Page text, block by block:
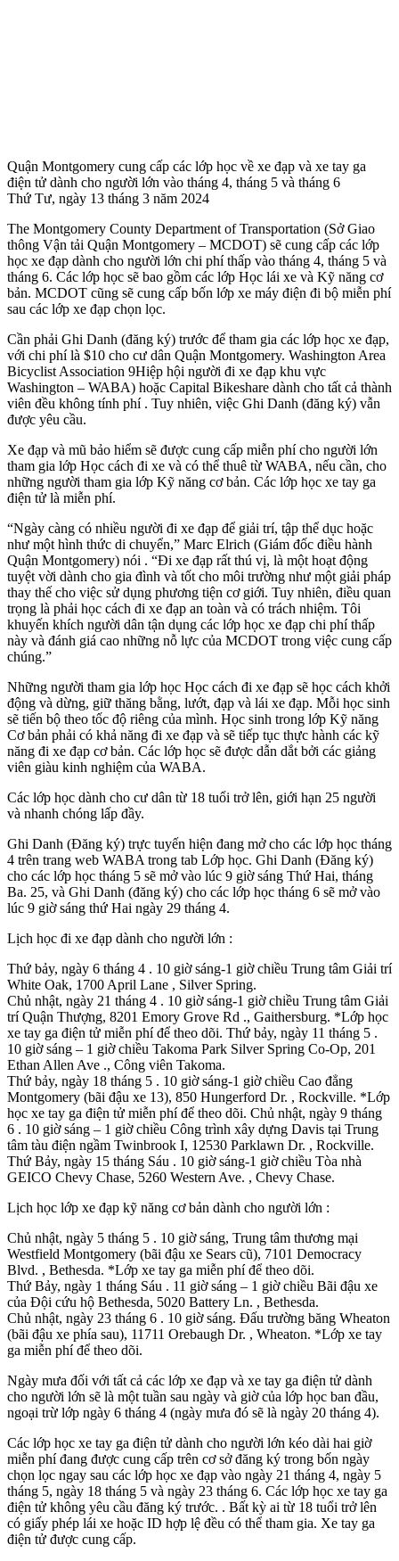
Quận Montgomery cung cấp các lớp học về xe đạp và xe tay ga
điện tử dành cho người lớn vào tháng 4, tháng 5 và tháng 6
Thứ Tư, ngày 13 tháng 3 năm 2024
The Montgomery County Department of Transportation (Sở Giao
thông Vận tải Quận Montgomery – MCDOT) sẽ cung cấp các lớp
học xe đạp dành cho người lớn chi phí thấp vào tháng 4, tháng 5 và
tháng 6. Các lớp học sẽ bao gồm các lớp Học lái xe và Kỹ năng cơ
bản. MCDOT cũng sẽ cung cấp bốn lớp xe máy điện đi bộ miễn phí
sau các lớp xe đạp chọn lọc.
Cần phải Ghi Danh (đăng ký) trước để tham gia các lớp học xe đạp,
với chi phí là $10 cho cư dân Quận Montgomery. Washington Area
Bicyclist Association 9Hiệp hội người đi xe đạp khu vực
Washington – WABA) hoặc Capital Bikeshare dành cho tất cả thành
viên đều không tính phí . Tuy nhiên, việc Ghi Danh (đăng ký) vẫn
được yêu cầu.
Xe đạp và mũ bảo hiểm sẽ được cung cấp miễn phí cho người lớn
tham gia lớp Học cách đi xe và có thể thuê từ WABA, nếu cần, cho
những người tham gia lớp Kỹ năng cơ bản. Các lớp học xe tay ga
điện tử là miễn phí.
“Ngày càng có nhiều người đi xe đạp để giải trí, tập thể dục hoặc
như một hình thức di chuyển,” Marc Elrich (Giám đốc điều hành
Quận Montgomery) nói . “Đi xe đạp rất thú vị, là một hoạt động
tuyệt vời dành cho gia đình và tốt cho môi trường như một giải pháp
thay thế cho việc sử dụng phương tiện cơ giới. Tuy nhiên, điều quan
trọng là phải học cách đi xe đạp an toàn và có trách nhiệm. Tôi
khuyến khích người dân tận dụng các lớp học xe đạp chi phí thấp
này và đánh giá cao những nỗ lực của MCDOT trong việc cung cấp
chúng.”
Những người tham gia lớp học Học cách đi xe đạp sẽ học cách khởi
động và dừng, giữ thăng bằng, lướt, đạp và lái xe đạp. Mỗi học sinh
sẽ tiến bộ theo tốc độ riêng của mình. Học sinh trong lớp Kỹ năng
Cơ bản phải có khả năng đi xe đạp và sẽ tiếp tục thực hành các kỹ
năng đi xe đạp cơ bản. Các lớp học sẽ được dẫn dắt bởi các giảng
viên giàu kinh nghiệm của WABA.
Các lớp học dành cho cư dân từ 18 tuổi trở lên, giới hạn 25 người
và nhanh chóng lấp đầy.
Ghi Danh (Đăng ký) trực tuyến hiện đang mở cho các lớp học tháng
4 trên trang web WABA trong tab Lớp học. Ghi Danh (Đăng ký)
cho các lớp học tháng 5 sẽ mở vào lúc 9 giờ sáng Thứ Hai, tháng
Ba. 25, và Ghi Danh (đăng ký) cho các lớp học tháng 6 sẽ mở vào
lúc 9 giờ sáng thứ Hai ngày 29 tháng 4.
Lịch học đi xe đạp dành cho người lớn :
Thứ bảy, ngày 6 tháng 4 . 10 giờ sáng-1 giờ chiều Trung tâm Giải trí
White Oak, 1700 April Lane , Silver Spring.
Chủ nhật, ngày 21 tháng 4 . 10 giờ sáng-1 giờ chiều Trung tâm Giải
trí Quận Thượng, 8201 Emory Grove Rd ., Gaithersburg. *Lớp học
xe tay ga điện tử miễn phí để theo dõi. Thứ bảy, ngày 11 tháng 5 .
10 giờ sáng – 1 giờ chiều Takoma Park Silver Spring Co-Op, 201
Ethan Allen Ave ., Công viên Takoma.
Thứ bảy, ngày 18 tháng 5 . 10 giờ sáng-1 giờ chiều Cao đẳng
Montgomery (bãi đậu xe 13), 850 Hungerford Dr. , Rockville. *Lớp
học xe tay ga điện tử miễn phí để theo dõi. Chủ nhật, ngày 9 tháng
6 . 10 giờ sáng – 1 giờ chiều Công trình xây dựng Davis tại Trung
tâm tàu ​​điện ngầm Twinbrook I, 12530 Parklawn Dr. , Rockville.
Thứ Bảy, ngày 15 tháng Sáu . 10 giờ sáng-1 giờ chiều Tòa nhà
GEICO Chevy Chase, 5260 Western Ave. , Chevy Chase.
Lịch học lớp xe đạp kỹ năng cơ bản dành cho người lớn :
Chủ nhật, ngày 5 tháng 5 . 10 giờ sáng, Trung tâm thương mại
Westfield Montgomery (bãi đậu xe Sears cũ), 7101 Democracy
Blvd. , Bethesda. *Lớp xe tay ga miễn phí để theo dõi.
Thứ Bảy, ngày 1 tháng Sáu . 11 giờ sáng – 1 giờ chiều Bãi đậu xe
của Đội cứu hộ Bethesda, 5020 Battery Ln. , Bethesda.
Chủ nhật, ngày 23 tháng 6 . 10 giờ sáng. Đấu trường băng Wheaton
(bãi đậu xe phía sau), 11711 Orebaugh Dr. , Wheaton. *Lớp xe tay
ga miễn phí để theo dõi.
Ngày mưa đối với tất cả các lớp xe đạp và xe tay ga điện tử dành
cho người lớn sẽ là một tuần sau ngày và giờ của lớp học ban đầu,
ngoại trừ lớp ngày 6 tháng 4 (ngày mưa đó sẽ là ngày 20 tháng 4).
Các lớp học xe tay ga điện tử dành cho người lớn kéo dài hai giờ
miễn phí đang được cung cấp trên cơ sở đăng ký trong bốn ngày
chọn lọc ngay sau các lớp học xe đạp vào ngày 21 tháng 4, ngày 5
tháng 5, ngày 18 tháng 5 và ngày 23 tháng 6. Các lớp học xe tay ga
điện tử không yêu cầu đăng ký trước. . Bất kỳ ai từ 18 tuổi trở lên
có giấy phép lái xe hoặc ID hợp lệ đều có thể tham gia. Xe tay ga
điện tử được cung cấp.